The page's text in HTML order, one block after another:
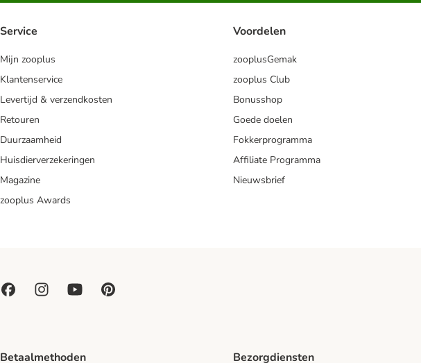
Service
Mijn zooplus
Klantenservice
Levertijd & verzendkosten
Retouren
Duurzaamheid
Huisdierverzekeringen
Magazine
zooplus Awards
Voordelen
zooplusGemak
zooplus Club
Bonusshop
Goede doelen
Fokkerprogramma
Affiliate Programma
Nieuwsbrief
Betaalmethoden Bezorgdiensten